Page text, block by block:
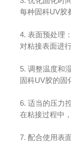
每种固科UV胶
4. 表面预处理：
对粘接表面进
5. 调整温度和
固科UV胶的固
6. 适当的压力
在粘接过程中
7. 配合使用表